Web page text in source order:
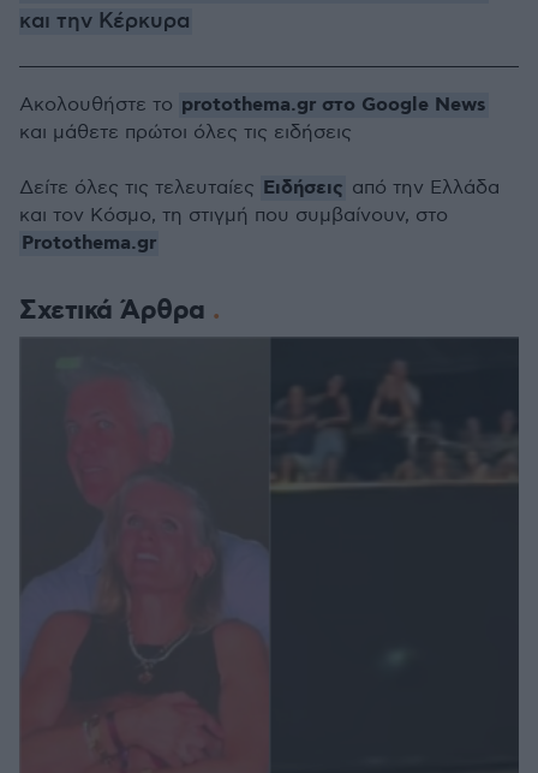
και την Κέρκυρα
Σχετικά Άρθρα
Ακολουθήστε το protothema.gr στο Google News
και μάθετε πρώτοι όλες τις ειδήσεις
Δείτε όλες τις τελευταίες Ειδήσεις από την Ελλάδα
και τον Κόσμο, τη στιγμή που συμβαίνουν, στο
Protothema.gr